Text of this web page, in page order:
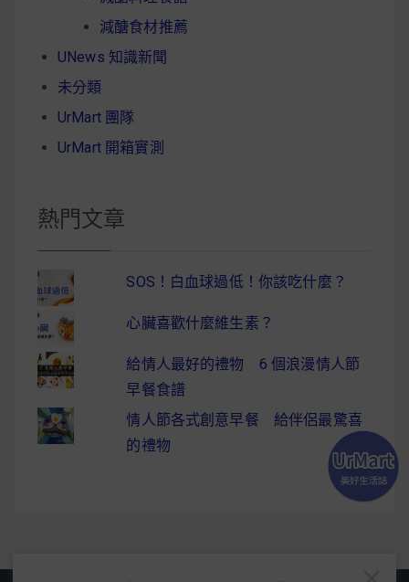
減醣食材推薦
UNews 知識新聞
未分類
UrMart 團隊
UrMart 開箱實測
熱門文章
SOS！白血球過低！你該吃什麼？
心臟喜歡什麼維生素？
給情人最好的禮物 6 個浪漫情人節
早餐食譜
情人節各式創意早餐 給伴侶最驚喜
的禮物